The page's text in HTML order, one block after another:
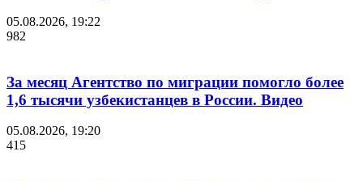
05.08.2026, 19:22
982
За месяц Агентство по миграции помогло более
1,6 тысячи узбекистанцев в России. Видео
05.08.2026, 19:20
415